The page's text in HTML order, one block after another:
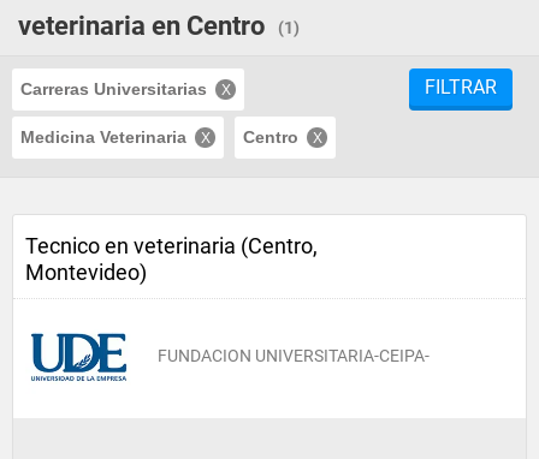
veterinaria en Centro
(1)
Carreras Universitarias
Medicina Veterinaria Centro
FILTRAR
Tecnico en veterinaria (Centro,
Montevideo)
FUNDACION UNIVERSITARIA-CEIPA-